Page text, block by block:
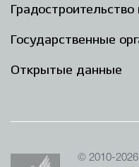
Государственные
Открытые данные
© 2010-2026